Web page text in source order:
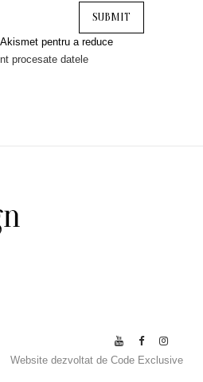
pentru a reduce
procesate datele
Website dezvoltat de Code Exclusive